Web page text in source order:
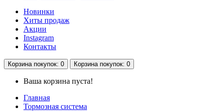
Новинки
Хиты продаж
Акции
Instagram
Контакты
Корзина покупок: 0 Корзина покупок: 0
Ваша корзина пуста!
Главная
Тормозная система